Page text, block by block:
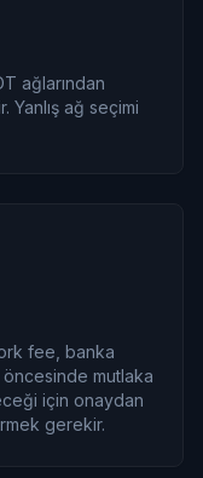
ağlarından
ağ seçimi
fee, banka
mutlaka
için onaydan
gerekir.